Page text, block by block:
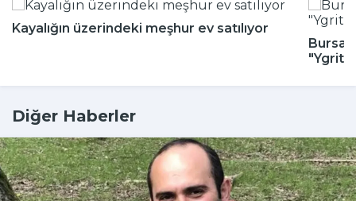
Kayalığın üzerindeki meşhur ev satılıyor
Bursa
Diğer Haberler